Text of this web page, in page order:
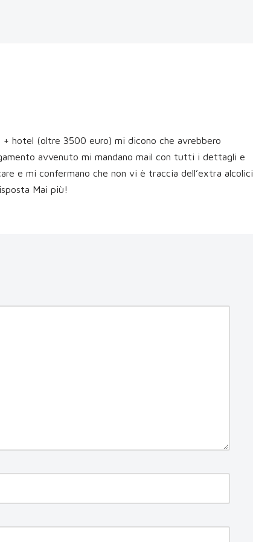
hotel (oltre 3500 euro) mi dicono che avrebbero
avvenuto mi mandano mail con tutti i dettagli e
e mi confermano che non vi è traccia dell’extra alcolici
Mai più!